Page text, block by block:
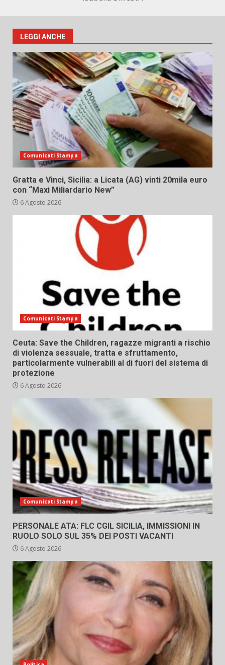
LEGGI ANCHE
Comunicati Stampa
Gratta e Vinci, Sicilia: a Licata (AG) vinti 20mila euro
con “Maxi Miliardario New”
6 Agosto 2026
Comunicati Stampa
Ceuta: Save the Children, ragazze migranti a rischio
di violenza sessuale, tratta e sfruttamento,
particolarmente vulnerabili al di fuori del sistema di
protezione
6 Agosto 2026
Comunicati Stampa
PERSONALE ATA: FLC CGIL SICILIA, IMMISSIONI IN
RUOLO SOLO SUL 35% DEI POSTI VACANTI
6 Agosto 2026